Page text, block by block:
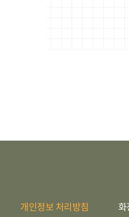
개인정보 처리방침 화